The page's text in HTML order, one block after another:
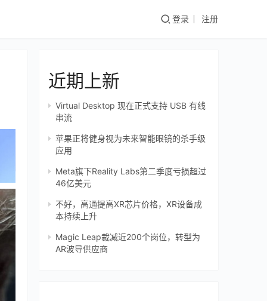
登录 注册
近期上新
Virtual Desktop 现在正式支持 USB 有线
串流
苹果正将健身视为未来智能眼镜的杀手级
应用
Meta旗下Reality Labs第二季度亏损超过
46亿美元
不好，高通提高XR芯片价格，XR设备成
本持续上升
Magic Leap裁减近200个岗位，转型为
AR波导供应商